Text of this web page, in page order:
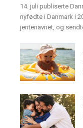
14. juli publiserte
nyfødte i Danmark i
jentenavnet, og